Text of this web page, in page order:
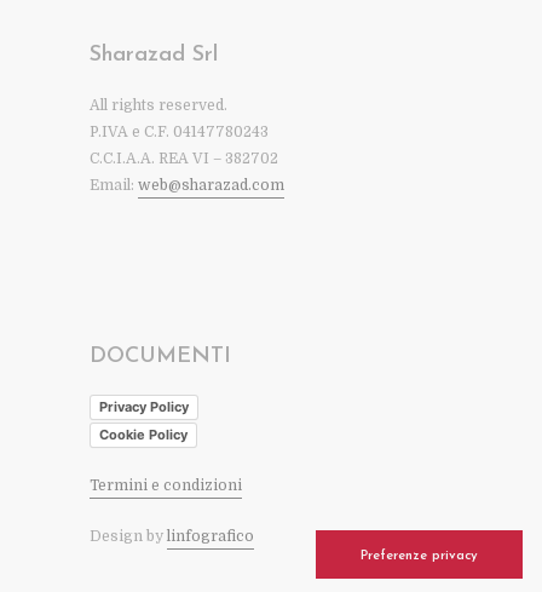
Sharazad Srl
All rights reserved.
P.IVA e C.F. 04147780243
C.C.I.A.A. REA VI – 382702
Email: web@sharazad.com
DOCUMENTI
Privacy Policy
Cookie Policy
Termini e condizioni
Design by linfografico